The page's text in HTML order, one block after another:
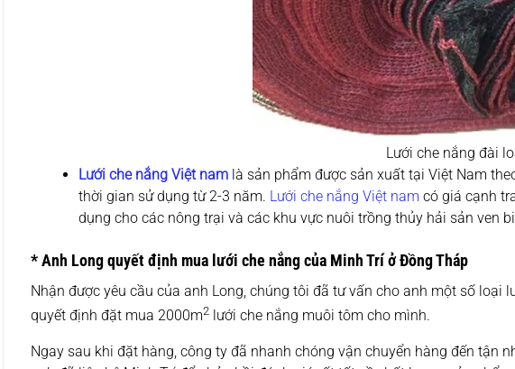
Lưới che nắng đài
Lưới che nắng Việt namlà sản phẩm được sản xuất tại Việt Nam
thời gian sử dụng từ 2-3 năm. Lưới che nắng Việt nam có giá cạnh
dụng cho các nông trại và các khu vực nuôi trồng thủy hải sản ven
* Anh Long quyết định mua lưới che nắng của Minh Trí ở Đồng Tháp
Nhận được yêu cầu của anh Long, chúng tôi đã tư vấn cho anh một số loại
quyết định đặt mua 2000m2 lưới che nắng muôi tôm cho mình.
Ngay sau khi đặt hàng, công ty đã nhanh chóng vận chuyển hàng đến tận